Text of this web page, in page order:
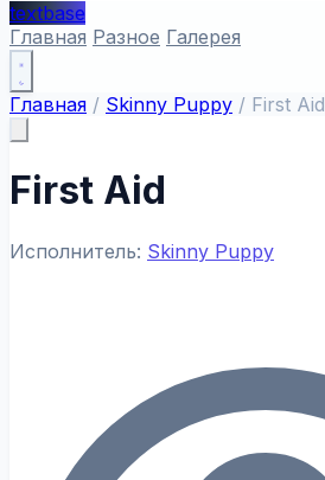
textbase
Главная Разное Галерея
Главная / Skinny Puppy / First Aid
First Aid
Исполнитель: Skinny Puppy